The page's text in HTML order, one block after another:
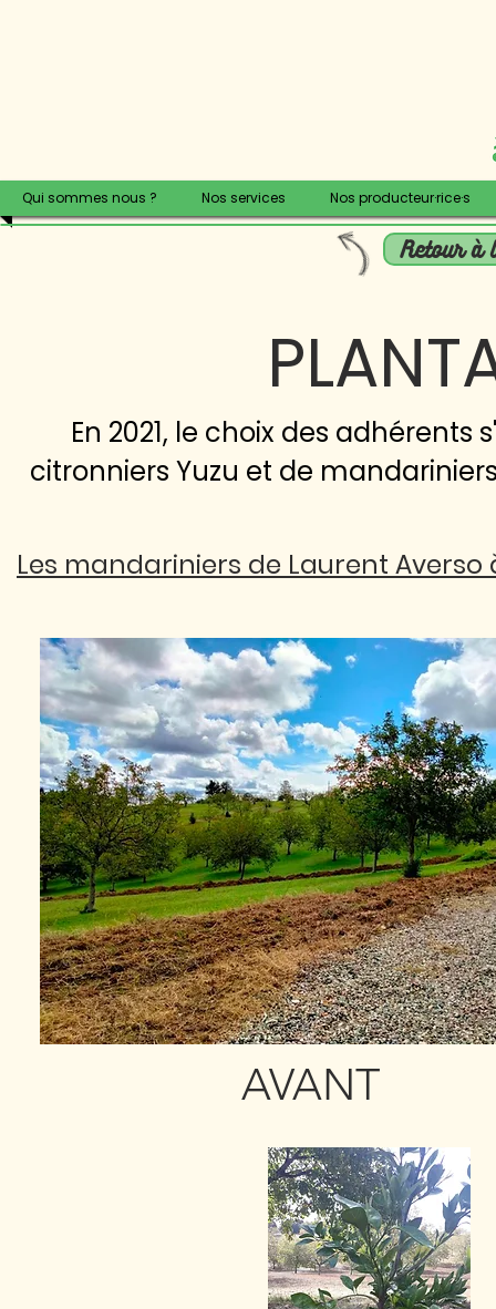
Qui sommes nous ? Nos services Nos producteur·rice·s
Retour à
En 2021, le choix des
citronniers Yuzu et de
Les mandariniers de Laurent Averso
AVANT